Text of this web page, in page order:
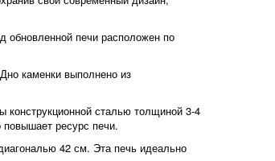
обновленной печи расположен по
каменки выполнено из
конструкционной сталью толщиной 3-4
ресурс печи.
42 см. Эта печь идеально